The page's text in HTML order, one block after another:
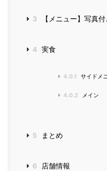
3 【メニュー】写真
4 実食
4.0.1 サイドメ
4.0.2 メイン
5 まとめ
6 店舗情報